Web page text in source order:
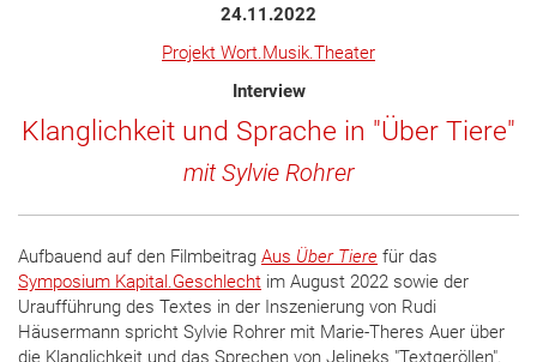
24.11.2022
Projekt Wort.Musik.Theater
Interview
Klanglichkeit und Sprache in "Über Tiere"
mit Sylvie Rohrer
Aufbauend auf den Filmbeitrag Aus Über Tiere für das
Symposium Kapital.Geschlecht im August 2022 sowie der
Uraufführung des Textes in der Inszenierung von Rudi
Häusermann spricht Sylvie Rohrer mit Marie-Theres Auer über
die Klanglichkeit und das Sprechen von Jelineks "Textgeröllen".